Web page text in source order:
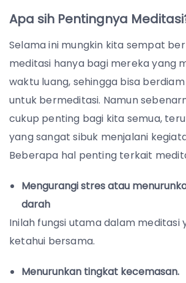
Apa sih Pentingnya
Selama ini mungkin kita sempat
meditasi hanya bagi mereka yang
waktu luang, sehingga bisa
untuk bermeditasi. Namun
cukup penting bagi kita semua,
yang sangat sibuk menjalani
Beberapa hal penting terkait
Mengurangi stres atau
darah
Inilah fungsi utama dalam meditasi
ketahui bersama.
Menurunkan tingkat kecemasan.